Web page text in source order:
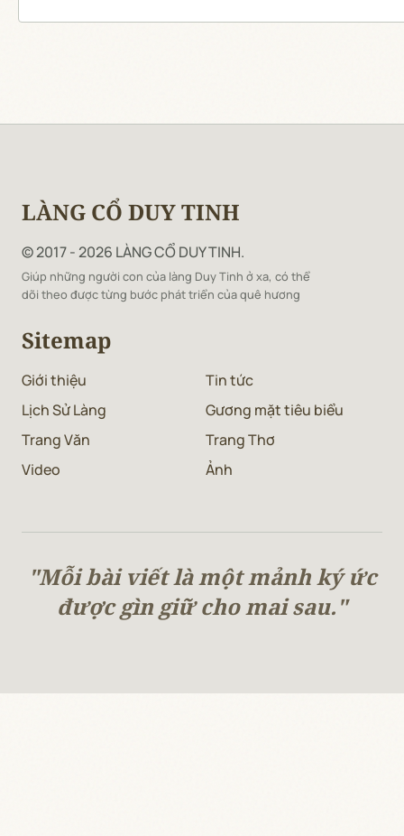
LÀNG CỔ DUY TINH
© 2017 - 2026 LÀNG CỔ DUY TINH.
Giúp những người con của làng Duy Tinh ở xa, có thể
dõi theo được từng bước phát triển của quê hương
Sitemap
Giới thiệu
Tin tức
Lịch Sử Làng
Gương mặt tiêu biểu
Trang Văn
Trang Thơ
Video
Ảnh
"Mỗi bài viết là một mảnh ký ức
được gìn giữ cho mai sau."